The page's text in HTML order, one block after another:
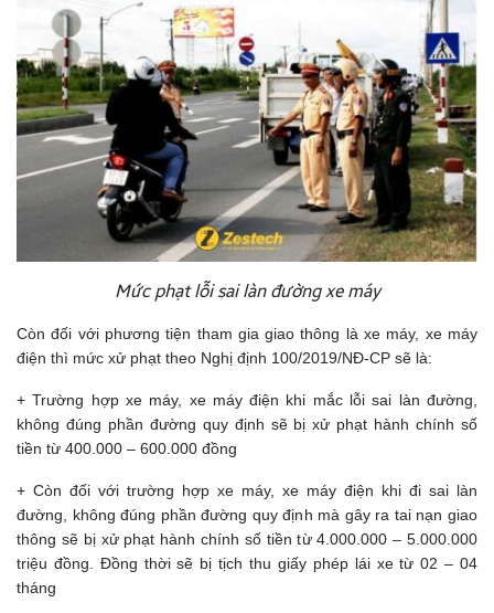
Mức phạt lỗi sai làn đường xe máy
Còn đối với phương tiện tham gia giao thông là xe máy, xe máy
điện thì mức xử phạt theo Nghị định 100/2019/NĐ-CP sẽ là:
+ Trường hợp xe máy, xe máy điện khi mắc lỗi sai làn đường,
không đúng phần đường quy định sẽ bị xử phạt hành chính số
tiền từ 400.000 – 600.000 đồng
+ Còn đối với trường hợp xe máy, xe máy điện khi đi sai làn
đường, không đúng phần đường quy định mà gây ra tai nạn giao
thông sẽ bị xử phạt hành chính số tiền từ 4.000.000 – 5.000.000
triệu đồng. Đồng thời sẽ bị tịch thu giấy phép lái xe từ 02 – 04
tháng